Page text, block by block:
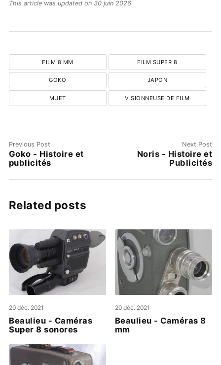
This article was updated on 30 juin 2026
FILM 8 MM FILM SUPER 8
GOKO JAPON
MUET VISIONNEUSE DE FILM
Previous Post
Goko - Histoire et
publicités
Next Post
Noris - Histoire et
Publicités
Related posts
20 déc. 2021
Beaulieu - Caméras
Super 8 sonores
20 déc. 2021
Beaulieu - Caméras 8
mm